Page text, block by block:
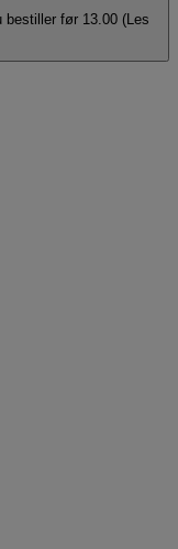
bestiller før 13.00 (Les